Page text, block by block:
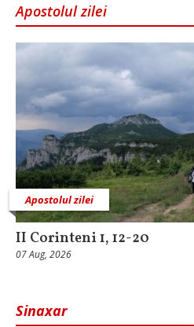
Apostolul zilei
Apostolul zilei
II Corinteni 1, 12-20
07 Aug, 2026
Sinaxar